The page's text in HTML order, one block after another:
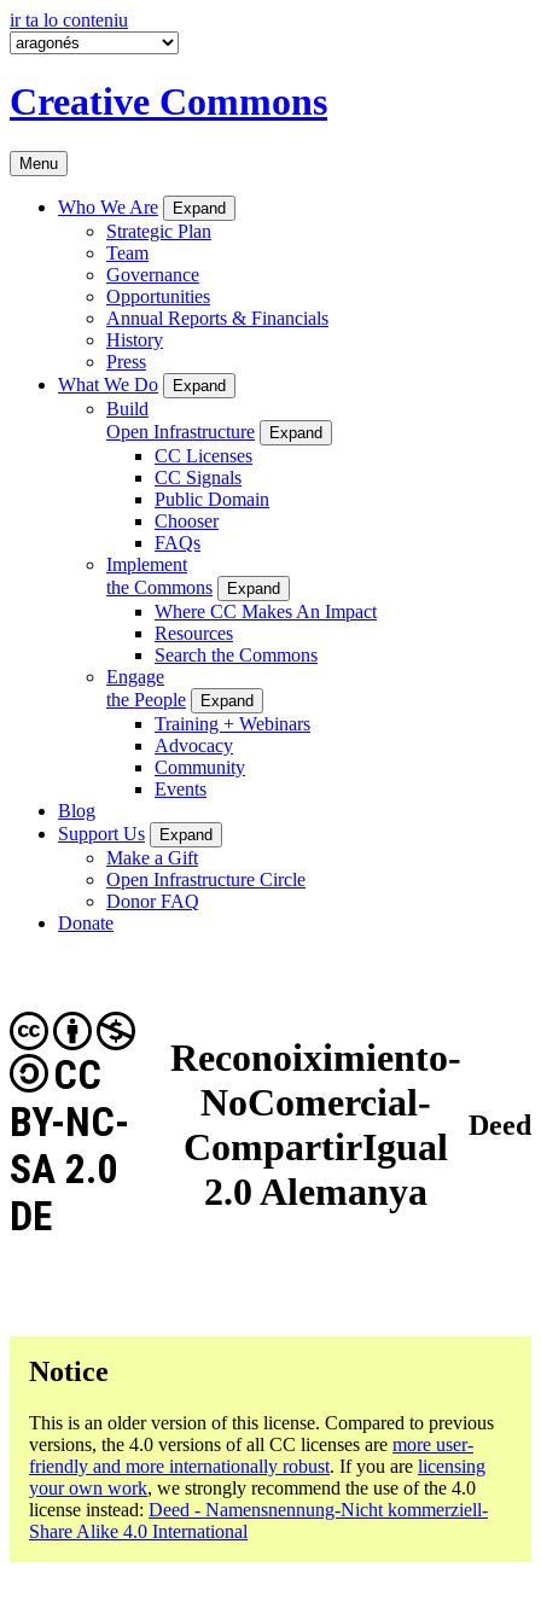
ir ta lo conteniu
Creative Commons
Menu
Who We Are Expand
Strategic Plan
Team
Governance
Opportunities
Annual Reports & Financials
History
Press
What We Do
Expand
Build
Open Infrastructure
Expand
CC Licenses
CC Signals
Public Domain
Chooser
FAQs
Implement
the Commons
Expand
Where CC Makes An Impact
Resources
Search the Commons
Engage
the People
Expand
Training + Webinars
Advocacy
Community
Events
Blog
Support Us
Expand
Make a Gift
Open Infrastructure Circle
Donor FAQ
Donate
Reconoiximiento-
NoComercial-
CompartirIgual
2.0 Alemanya
CC
BY-NC-
SA 2.0
DE
Deed
Notice
This is an older version of this license. Compared to previous
versions, the 4.0 versions of all CC licenses are more user-
friendly and more internationally robust. If you are licensing
your own work, we strongly recommend the use of the 4.0
license instead: Deed - Namensnennung-Nicht kommerziell-
Share Alike 4.0 International